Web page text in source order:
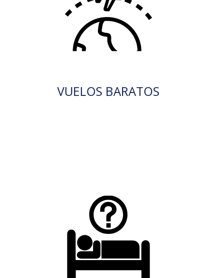
VUELOS BARATOS